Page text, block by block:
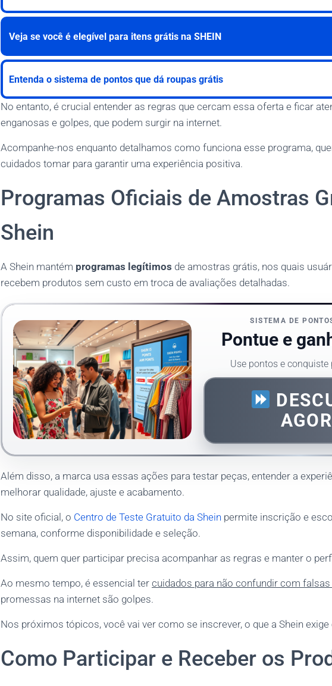
Veja se você é elegível para itens grátis na SHEIN
Entenda o sistema de pontos que dá roupas grátis
No entanto, é crucial entender as regras que cercam essa oferta e ficar
enganosas e golpes, que podem surgir na internet.
Acompanhe-nos enquanto detalhamos como funciona esse programa,
cuidados tomar para garantir uma experiência positiva.
Programas Oficiais de Amostras
Shein
A Shein mantém programas legítimos de amostras grátis, nos quais
recebem produtos sem custo em troca de avaliações detalhadas.
SISTEMA DE
Pontue e
Use pontos e conquiste
Além disso, a marca usa essas ações para testar peças, entender a
melhorar qualidade, ajuste e acabamento.
No site oficial, o Centro de Teste Gratuito da Shein permite inscrição e
semana, conforme disponibilidade e seleção.
Assim, quem quer participar precisa acompanhar as regras e manter o
Ao mesmo tempo, é essencial ter cuidados para não confundir com
promessas na internet são golpes.
Nos próximos tópicos, você vai ver como se inscrever, o que a Shein
Como Participar e Receber os